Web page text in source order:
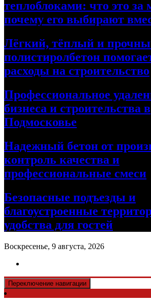
теплоблоками: что это за
почему его выбирают
Лёгкий, тёплый и
полистиролбетон
расходы на строительство
Профессиональное
бизнеса и строительства в
Подмосковье
Надежный бетон от
контроль качества и
профессиональные смеси
Безопасные подъезды и
благоустроенные
удобства для гостей
Воскресенье, 9 августа, 2026
Переключение навигации